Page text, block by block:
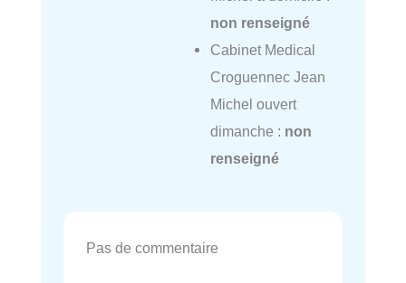
non renseigné
Cabinet Medical
Croguennec Jean
Michel ouvert
dimanche : non
renseigné
Pas de commentaire